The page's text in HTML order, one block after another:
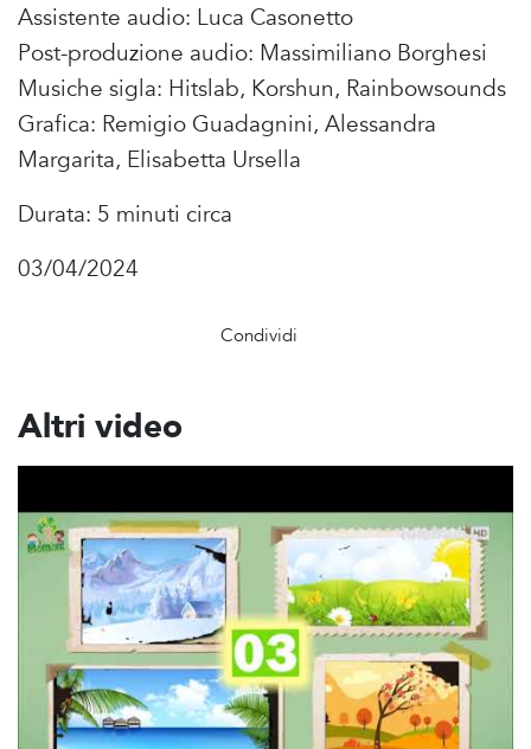
Assistente audio: Luca Casonetto
Post-produzione audio: Massimiliano Borghesi
Musiche sigla: Hitslab, Korshun, Rainbowsounds
Grafica: Remigio Guadagnini, Alessandra
Margarita, Elisabetta Ursella
Durata: 5 minuti circa
03/04/2024
Condividi
Altri video